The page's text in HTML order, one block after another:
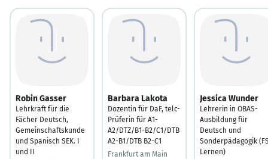
Robin Gasser
Lehrkraft für die
Fächer Deutsch,
Gemeinschaftskunde
und Spanisch SEK. I
und II
Barbara Lakota
Dozentin für DaF, telc-
Prüferin für A1-
A2/DTZ/B1-B2/C1/DTB
A2-B1/DTB B2-C1
Frankfurt am Main
Jessica Wunder
Lehrerin in OBAS-
Ausbildung für
Deutsch und
Sonderpädagogik
Lernen)